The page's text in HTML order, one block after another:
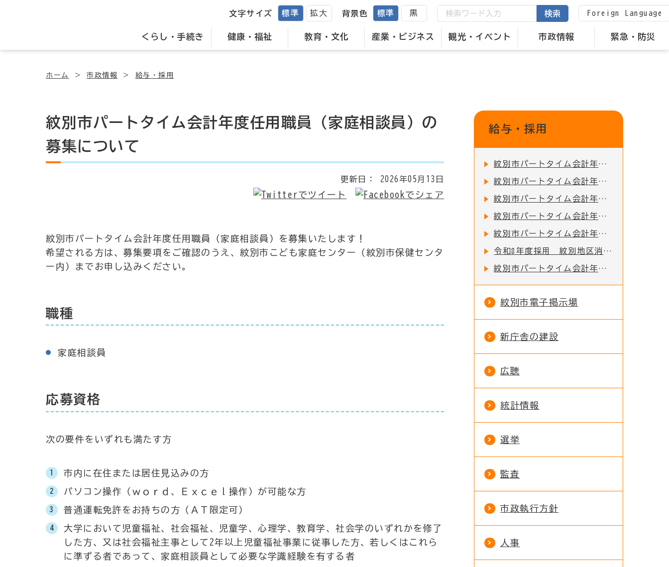
くらし・手続き 健康・福祉 教育・文化 産業・ビジネス 観光・イベント 市政情報 緊急・防災
文字サイズ 標準 拡大 背景色 標準 黒 検索 Foreign Language
ホーム 市政情報 給与・採用
紋別市パートタイム会計年度任用職員（家庭相談員）の
募集について
更新日： 2026年05月13日
紋別市パートタイム会計年度任用職員（家庭相談員）を募集いたします！
希望される方は、募集要項をご確認のうえ、紋別市こども家庭センター（紋別市保健センタ
ー内）までお申し込みください。
職種
家庭相談員
応募資格
次の要件をいずれも満たす方
市内に在住または居住見込みの方
パソコン操作（ｗｏｒｄ、Ｅｘｃｅｌ操作）が可能な方
普通運転免許をお持ちの方（ＡＴ限定可）
大学において児童福祉、社会福祉、児童学、心理学、教育学、社会学のいずれかを修了
した方、又は社会福祉主事として2年以上児童福祉事業に従事した方、若しくはこれら
に準ずる者であって、家庭相談員として必要な学識経験を有する者
給与・採用
紋別市パートタイム会計年度任用職員（家庭相談員）の募集について
紋別市パートタイム会計年度任用職員（国際化推進員）の募集について
紋別市パートタイム会計年度任用職員（特別支援教育支援員）の募集について
紋別市パートタイム会計年度任用職員（特別支援教育コーディネーター）の募集について
紋別市パートタイム会計年度任用職員（学習サポーター）の募集について
令和8年度採用 紋別地区消防組合職員採用試験のお知らせ
紋別市パートタイム会計年度任用職員（児童館・児童センター）の募集について
紋別市電子掲示場
新庁舎の建設
広聴
統計情報
選挙
監査
市政執行方針
人事